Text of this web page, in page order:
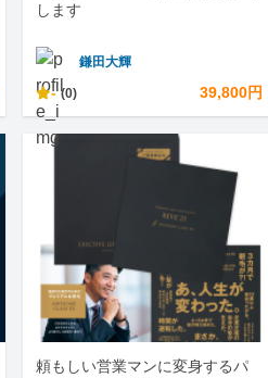
します
鎌田大輝
- (0) 39,800円
頼もしい営業マンに変身するパ